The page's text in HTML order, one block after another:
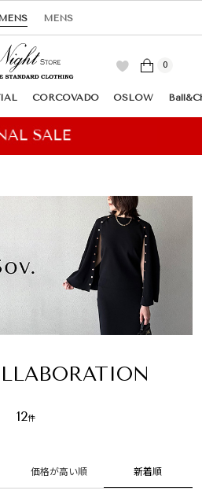
MENS
0
CORCOVADO OSLOW
価格が高い順 新着順
12